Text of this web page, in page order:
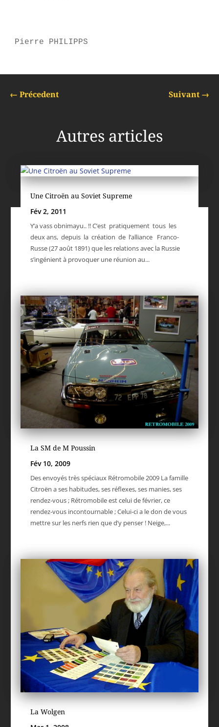
Pierre PHILIPPS
← Précedent Suivant→
Autres articles
Une Citroën au Soviet Supreme
Fév 2, 2011
Y’a vass obnimayu.. !! C’est pratiquement tous les
deux ans, depuis la création de l’alliance Franco-
Russe (27 août 1891) que les relations avec la Russie
s’ingénient à provoquer une réunion au...
La SM de M Poussin
Fév 10, 2009
Des envoyés très spéciaux Rétromobile 2009 La famille
Citroën a ses habitudes, ses réflexes, ses manies, ses
rendez-vous ; Rétromobile est celui de février, ce
rendez-vous incontournable ; Celui-ci a le don de vous
mettre sur les nerfs rien que d’y penser ! Neige,...
La Wolgen